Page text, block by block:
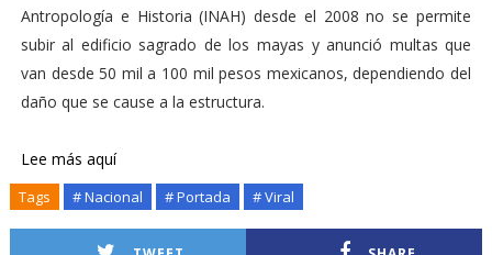
Antropología e Historia (INAH) desde el 2008 no se permite
subir al edificio sagrado de los mayas y anunció multas que
van desde 50 mil a 100 mil pesos mexicanos, dependiendo del
daño que se cause a la estructura.
Lee más aquí
Tags # Nacional # Portada # Viral